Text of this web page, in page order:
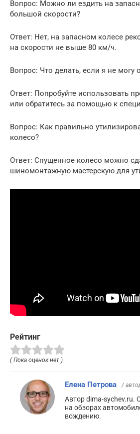
Вопрос: Можно ли ездить на
большой скорости?
Ответ: Нет, на запасном колесе
на скорости не выше 80 км/ч.
Вопрос: Что делать, если я не могу
Ответ: Попробуйте использовать
или обратитесь за помощью к
Вопрос: Как правильно
колесо?
Ответ: Спущенное колесо можно
шиномонтажную мастерскую для
Рейтинг
( Пока оценок нет )
Елена Петрова /
Автор dima-sychev.ru.
на обзорах
вождению.